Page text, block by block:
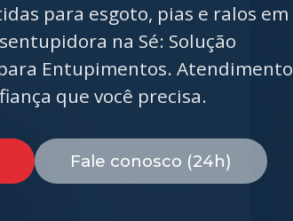
para esgoto, pias e ralos em
na Sé: Solução
Entupimentos. Atendimento
que você precisa.
Fale conosco (24h)